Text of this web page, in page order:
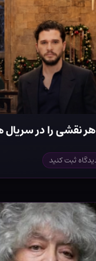
نقشی را در سریال
ثبت کنید